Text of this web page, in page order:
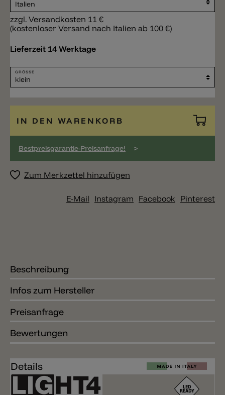
zzgl. Versandkosten 11 €
(kostenloser Versand nach Italien ab 100 €)
Lieferzeit 14 Werktage
GRÖSSE
IN DEN WARENKORB
Bestpreisgarantie-Preisanfrage! >
Zum Merkzettel hinzufügen
E-Mail Instagram Facebook Pinterest
Beschreibung
Infos zum Hersteller
Preisanfrage
Bewertungen
Details